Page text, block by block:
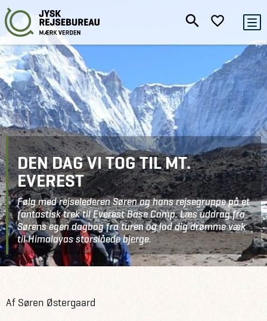
DEN DAG VI TOG TIL MT.
EVEREST
Følg med rejselederen Søren og hans rejsegruppe på et
fantastisk trek til Everest Base Camp. Læs uddrag fra
Sørens egen dagbog fra turen og lad dig drømme væk
til Himalayas storslåede bjerge.
Af Søren Østergaard